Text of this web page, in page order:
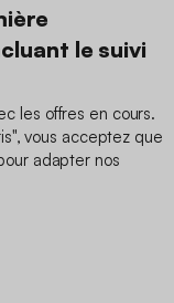
le suivi
les offres en cours.
vous acceptez que
adapter nos